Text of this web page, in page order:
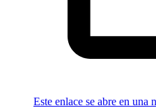
Este enlace se abre en una